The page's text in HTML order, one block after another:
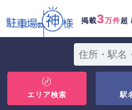
掲載3万件超
エリア検索 駅